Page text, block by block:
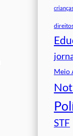
Meio
STF